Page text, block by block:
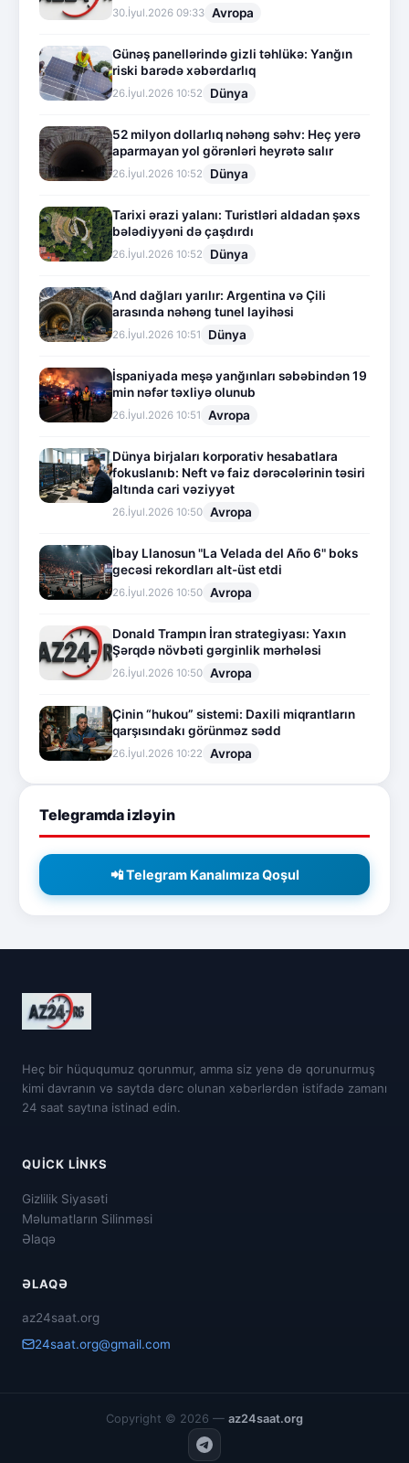
30.İyul.2026 09:33 Avropa
Günəş panellərində gizli təhlükə: Yanğın
riski barədə xəbərdarlıq
26.İyul.2026 10:52 Dünya
52 milyon dollarlıq nəhəng səhv: Heç yerə
aparmayan yol görənləri heyrətə salır
26.İyul.2026 10:52 Dünya
Tarixi ərazi yalanı: Turistləri aldadan şəxs
bələdiyyəni də çaşdırdı
26.İyul.2026 10:52 Dünya
And dağları yarılır: Argentina və Çili
arasında nəhəng tunel layihəsi
26.İyul.2026 10:51 Dünya
İspaniyada meşə yanğınları səbəbindən 19
min nəfər təxliyə olunub
26.İyul.2026 10:51 Avropa
Dünya birjaları korporativ hesabatlara
fokuslanıb: Neft və faiz dərəcələrinin təsiri
altında cari vəziyyət
26.İyul.2026 10:50 Avropa
İbay Llanosun "La Velada del Año 6" boks
gecəsi rekordları alt-üst etdi
26.İyul.2026 10:50 Avropa
Donald Trampın İran strategiyası: Yaxın
Şərqdə növbəti gərginlik mərhələsi
26.İyul.2026 10:50 Avropa
Çinin “hukou” sistemi: Daxili miqrantların
qarşısındakı görünməz sədd
26.İyul.2026 10:22 Avropa
Telegramda izləyin
📲 Telegram Kanalımıza Qoşul
Heç bir hüququmuz qorunmur, amma siz yenə də qorunurmuş
kimi davranın və saytda dərc olunan xəbərlərdən istifadə zamanı
24 saat saytına istinad edin.
QUICK LINKS
Gizlilik Siyasəti
Məlumatların Silinməsi
Əlaqə
ƏLAQƏ
az24saat.org
24saat.org@gmail.com
Copyright © 2026 — az24saat.org